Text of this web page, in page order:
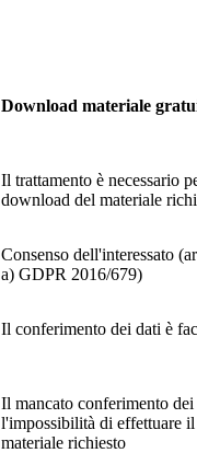
Download materiale
Il trattamento è necessario
download del materiale
Consenso dell'interessato
a) GDPR 2016/679)
Il conferimento dei dati è
Il mancato conferimento
l'impossibilità di effettuare
materiale richiesto